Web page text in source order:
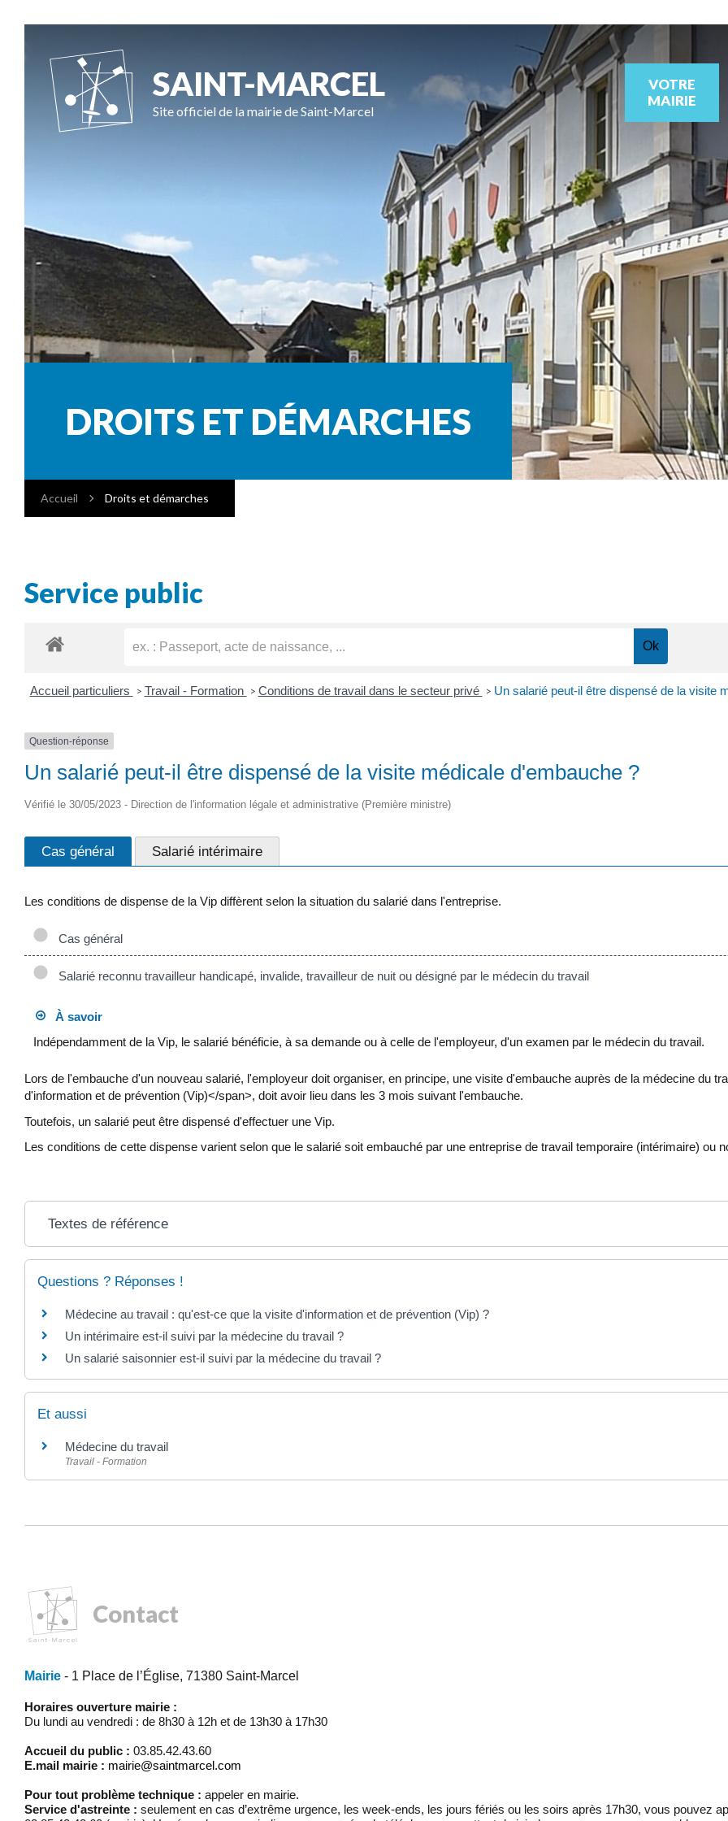
SAINT-MARCEL
Site officiel de la mairie de Saint-Marcel
VOTRE
MAIRIE
DROITS ET DÉMARCHES
Accueil Droits et démarches
Service public
Accueil particuliers > Travail - Formation > Conditions de travail dans le secteur privé > Un salarié peut-il être dispensé de la visite
Question-réponse
Un salarié peut-il être dispensé de la visite médicale d'embauche ?
Vérifié le 30/05/2023 - Direction de l'information légale et administrative (Première ministre)
Cas général Salarié intérimaire
Les conditions de dispense de la Vip diffèrent selon la situation du salarié dans l'entreprise.
Cas général
Salarié reconnu travailleur handicapé, invalide, travailleur de nuit ou désigné par le médecin du travail
À savoir
Indépendamment de la Vip, le salarié bénéficie, à sa demande ou à celle de l'employeur, d'un examen par le médecin du travail.
Lors de l'embauche d'un nouveau salarié, l'employeur doit organiser, en principe, une visite d'embauche auprès de la médecine du
d'information et de prévention (Vip)</span>, doit avoir lieu dans les 3 mois suivant l'embauche.
Toutefois, un salarié peut être dispensé d'effectuer une Vip.
Les conditions de cette dispense varient selon que le salarié soit embauché par une entreprise de travail temporaire (intérimaire) ou
Textes de référence
Questions ? Réponses !
Médecine au travail : qu'est-ce que la visite d'information et de prévention (Vip) ?
Un intérimaire est-il suivi par la médecine du travail ?
Un salarié saisonnier est-il suivi par la médecine du travail ?
Et aussi
Médecine du travail
Travail - Formation
Contact
Mairie - 1 Place de l’Église, 71380 Saint-Marcel
Horaires ouverture mairie :
Du lundi au vendredi : de 8h30 à 12h et de 13h30 à 17h30
Accueil du public : 03.85.42.43.60
E.mail mairie : mairie@saintmarcel.com
Pour tout problème technique : appeler en mairie.
Service d'astreinte : seulement en cas d’extrême urgence, les week-ends, les jours fériés ou les soirs après 17h30, vous pouvez